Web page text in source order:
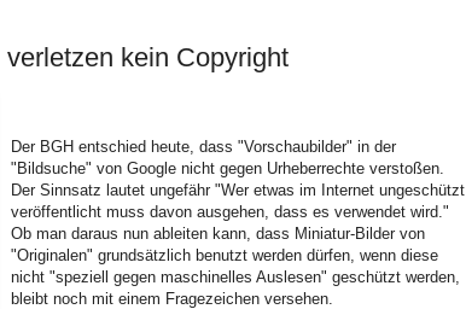
kein Copyright
Der BGH entschied heute, dass "Vorschaubilder" in der
"Bildsuche" von Google nicht gegen Urheberrechte verstoßen.
Der Sinnsatz lautet ungefähr "Wer etwas im Internet ungeschützt
veröffentlicht muss davon ausgehen, dass es verwendet wird."
Ob man daraus nun ableiten kann, dass Miniatur-Bilder von
"Originalen" grundsätzlich benutzt werden dürfen, wenn diese
nicht "speziell gegen maschinelles Auslesen" geschützt werden,
bleibt noch mit einem Fragezeichen versehen.